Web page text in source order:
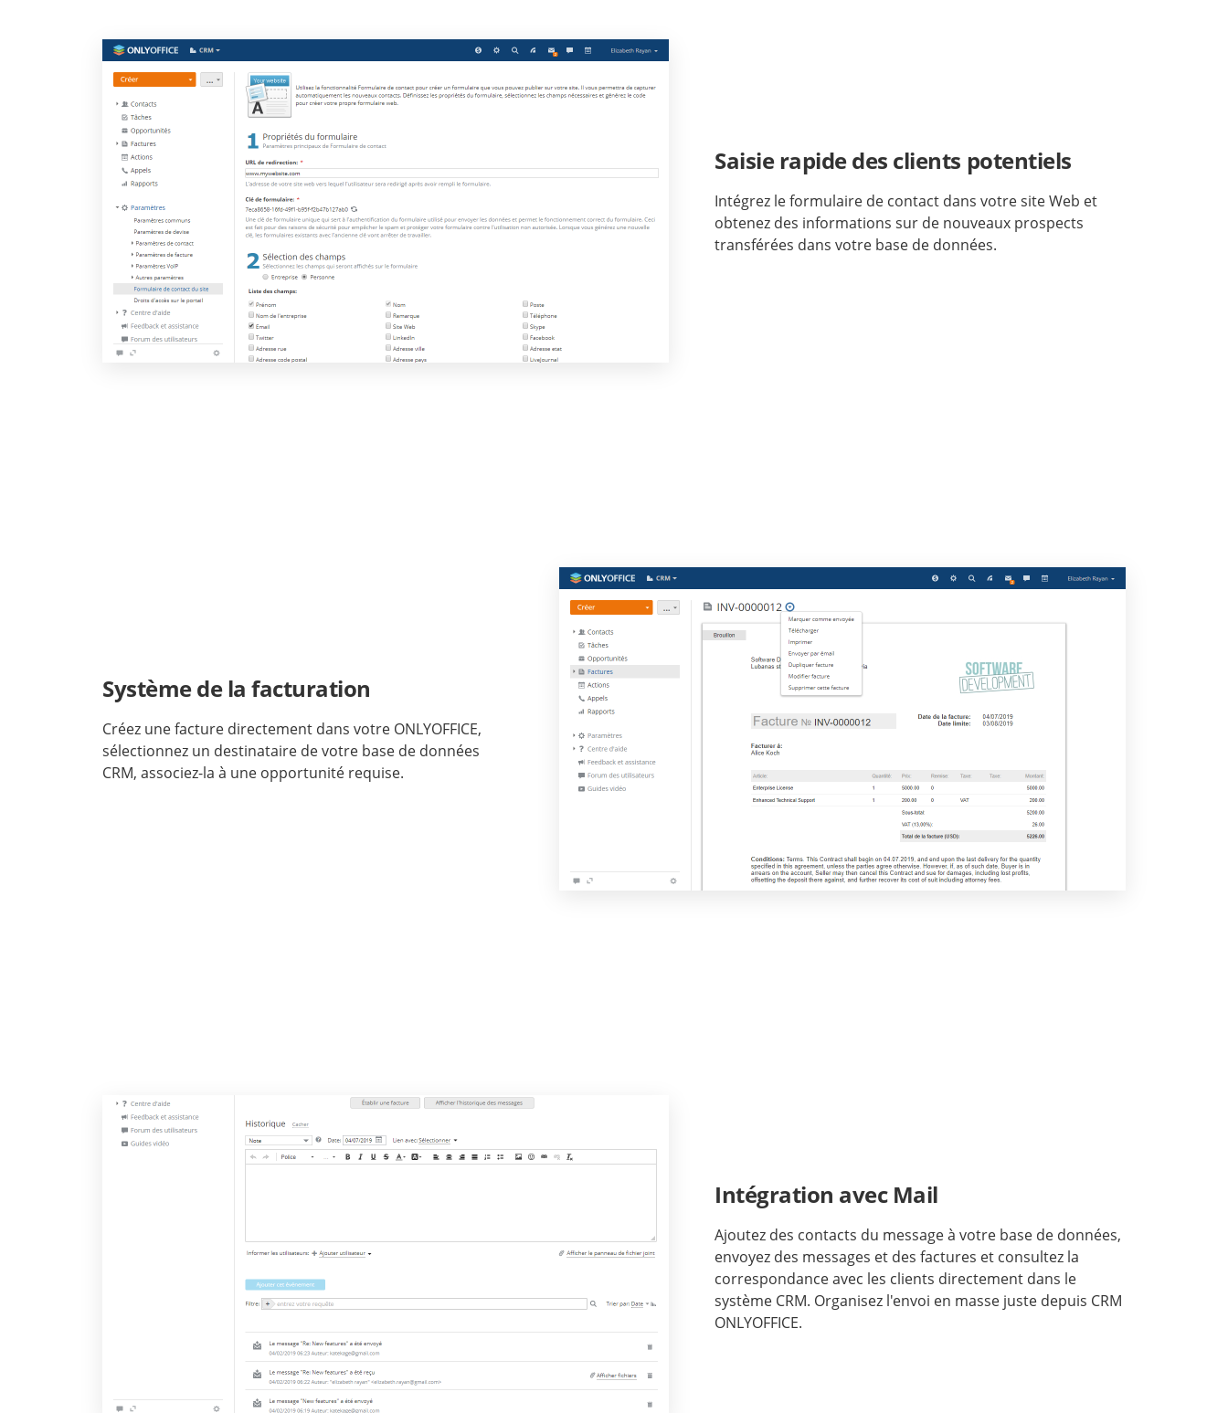
Saisie rapide des clients potentiels
Intégrez le formulaire de contact dans votre site Web et
obtenez des informations sur de nouveaux prospects
transférées dans votre base de données.
Système de la facturation
Créez une facture directement dans votre ONLYOFFICE,
sélectionnez un destinataire de votre base de données
CRM, associez-la à une opportunité requise.
Intégration avec Mail
Ajoutez des contacts du message à votre base de données,
envoyez des messages et des factures et consultez la
correspondance avec les clients directement dans le
système CRM. Organisez l'envoi en masse juste depuis CRM
ONLYOFFICE.